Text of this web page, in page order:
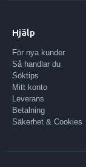
Hjälp
För nya kunder
Så handlar du
Söktips
Mitt konto
Leverans
Betalning
Säkerhet & Cookies